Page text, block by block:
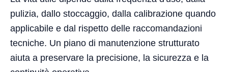
pulizia, dallo stoccaggio, dalla calibrazione quando
applicabile e dal rispetto delle raccomandazioni
tecniche. Un piano di manutenzione strutturato
aiuta a preservare la precisione, la sicurezza e la